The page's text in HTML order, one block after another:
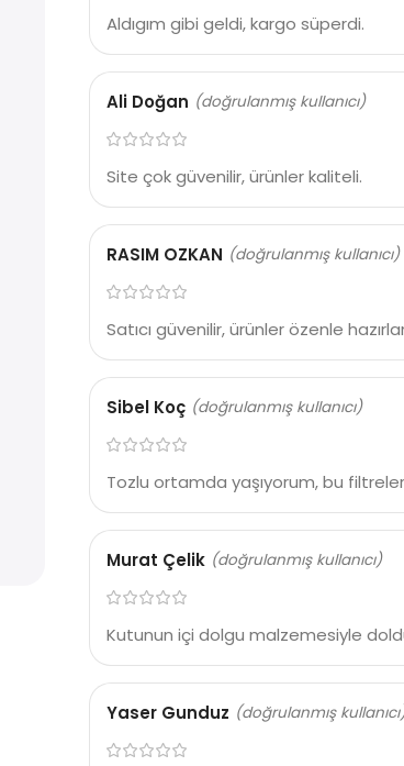
Aldıgım gibi geldi, kargo süperdi.
Ali Doğan (doğrulanmış kullanıcı)
Site çok güvenilir, ürünler kaliteli.
RASIM OZKAN (doğrulanmış kullanıcı)
Satıcı güvenilir, ürünler özenle
Sibel Koç (doğrulanmış kullanıcı)
Tozlu ortamda yaşıyorum, bu
Murat Çelik (doğrulanmış kullanıcı)
Kutunun içi dolgu malzemesiyle
Yaser Gunduz (doğrulanmış